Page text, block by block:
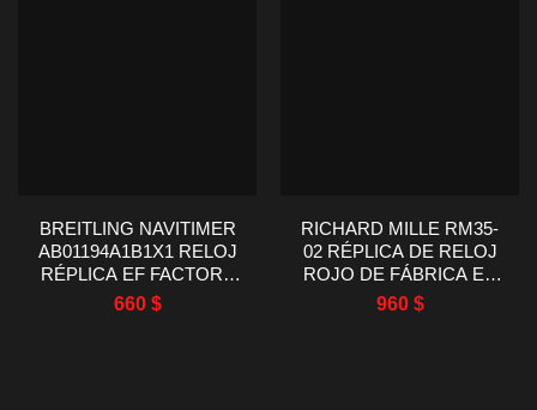
BREITLING NAVITIMER
AB01194A1B1X1 RELOJ
RÉPLICA EF FACTORY
43MM
660 $
RICHARD MILLE RM35-
02 RÉPLICA DE RELOJ
ROJO DE FÁBRICA EN
FIBRA DE CARBONO RM
44.5X50MM
960 $